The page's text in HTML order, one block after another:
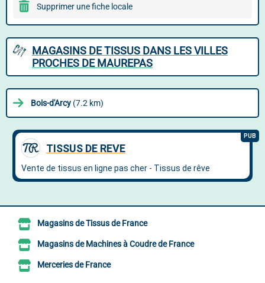
Supprimer une fiche locale
MAGASINS DE TISSUS DANS LES VILLES
PROCHES DE MAUREPAS
Bois-d'Arcy (7.2 km)
Magasins de Tissus de France
Magasins de Machines à Coudre de France
Merceries de France